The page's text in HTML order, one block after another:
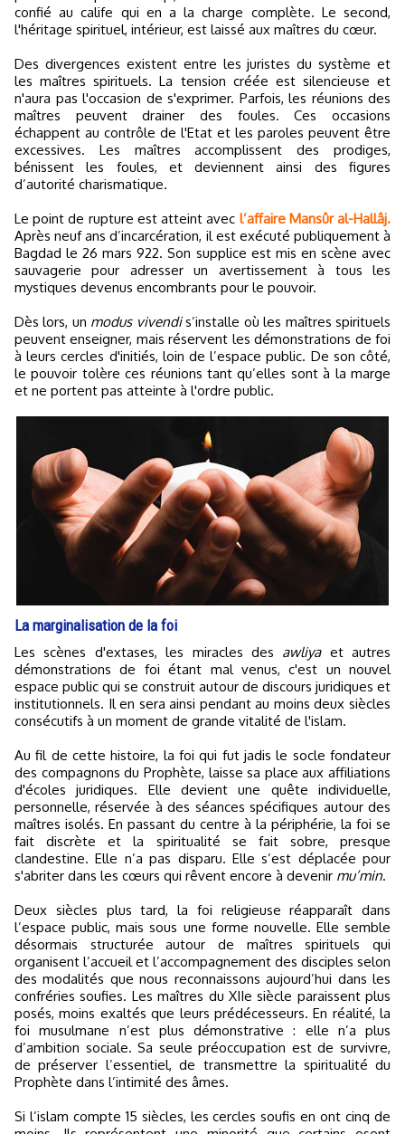
confié au calife qui en a la charge complète. Le second,
l'héritage spirituel, intérieur, est laissé aux maîtres du cœur.
Des divergences existent entre les juristes du système et
les maîtres spirituels. La tension créée est silencieuse et
n'aura pas l'occasion de s'exprimer. Parfois, les réunions des
maîtres peuvent drainer des foules. Ces occasions
échappent au contrôle de l'Etat et les paroles peuvent être
excessives. Les maîtres accomplissent des prodiges,
bénissent les foules, et deviennent ainsi des figures
d’autorité charismatique.
Le point de rupture est atteint avec l’affaire Mansûr al-Hallâj.
Après neuf ans d’incarcération, il est exécuté publiquement à
Bagdad le 26 mars 922. Son supplice est mis en scène avec
sauvagerie pour adresser un avertissement à tous les
mystiques devenus encombrants pour le pouvoir.
Dès lors, un modus vivendis’installe où les maîtres spirituels
peuvent enseigner, mais réservent les démonstrations de foi
à leurs cercles d'initiés, loin de l’espace public. De son côté,
le pouvoir tolère ces réunions tant qu’elles sont à la marge
et ne portent pas atteinte à l'ordre public.
La marginalisation de la foi
Les scènes d'extases, les miracles des awliyaet autres
démonstrations de foi étant mal venus, c'est un nouvel
espace public qui se construit autour de discours juridiques et
institutionnels. Il en sera ainsi pendant au moins deux siècles
consécutifs à un moment de grande vitalité de l'islam.
Au fil de cette histoire, la foi qui fut jadis le socle fondateur
des compagnons du Prophète, laisse sa place aux affiliations
d'écoles juridiques. Elle devient une quête individuelle,
personnelle, réservée à des séances spécifiques autour des
maîtres isolés. En passant du centre à la périphérie, la foi se
fait discrète et la spiritualité se fait sobre, presque
clandestine. Elle n’a pas disparu. Elle s’est déplacée pour
s'abriter dans les cœurs qui rêvent encore à devenir mu’min.
Deux siècles plus tard, la foi religieuse réapparaît dans
l’espace public, mais sous une forme nouvelle. Elle semble
désormais structurée autour de maîtres spirituels qui
organisent l’accueil et l’accompagnement des disciples selon
des modalités que nous reconnaissons aujourd’hui dans les
confréries soufies. Les maîtres du XIIe siècle paraissent plus
posés, moins exaltés que leurs prédécesseurs. En réalité, la
foi musulmane n’est plus démonstrative : elle n’a plus
d’ambition sociale. Sa seule préoccupation est de survivre,
de préserver l’essentiel, de transmettre la spiritualité du
Prophète dans l’intimité des âmes.
Si l’islam compte 15 siècles, les cercles soufis en ont cinq de